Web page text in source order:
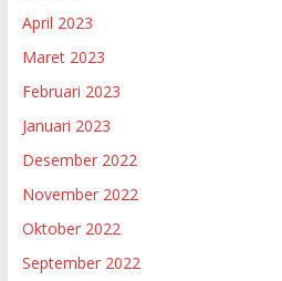
April 2023
Maret 2023
Februari 2023
Januari 2023
Desember 2022
November 2022
Oktober 2022
September 2022